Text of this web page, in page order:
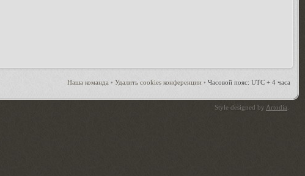
Наша команда • Удалить cookies конференции • Часовой пояс: UTC + 4 часа
Style designed by Artodia